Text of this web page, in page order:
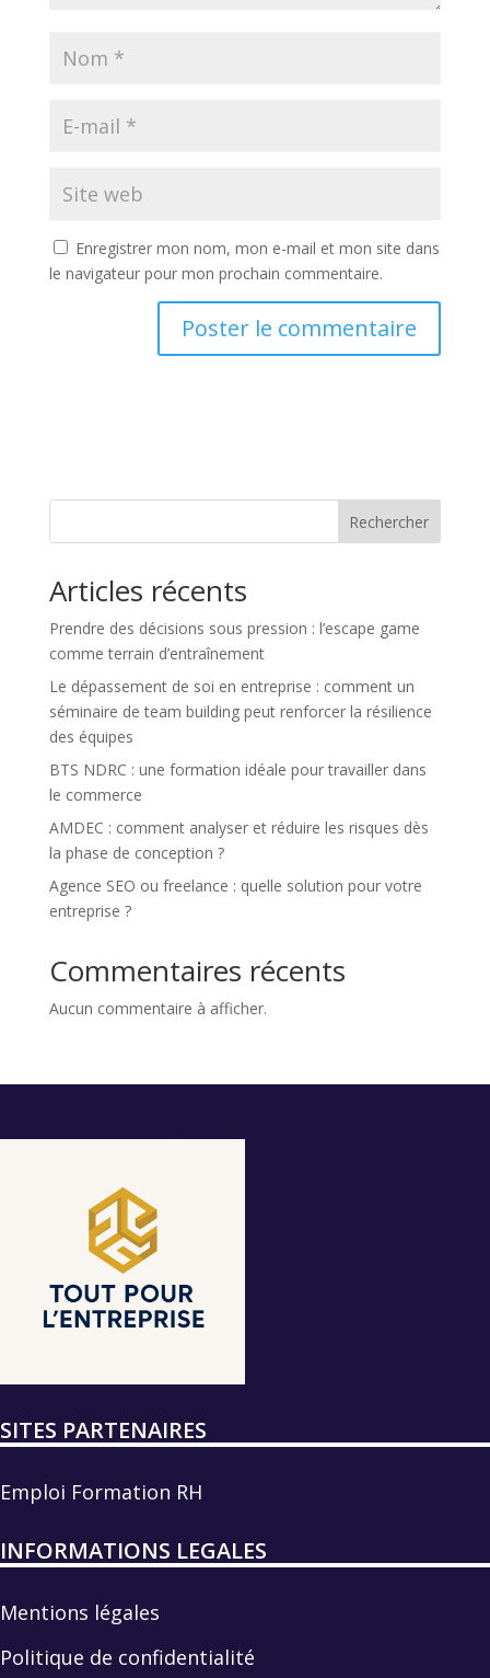
Enregistrer mon nom, mon e-mail et mon site dans
le navigateur pour mon prochain commentaire.
Rechercher
Articles récents
Prendre des décisions sous pression : l’escape game
comme terrain d’entraînement
Le dépassement de soi en entreprise : comment un
séminaire de team building peut renforcer la résilience
des équipes
BTS NDRC : une formation idéale pour travailler dans
le commerce
AMDEC : comment analyser et réduire les risques dès
la phase de conception ?
Agence SEO ou freelance : quelle solution pour votre
entreprise ?
Commentaires récents
Aucun commentaire à afficher.
SITES PARTENAIRES
Emploi Formation RH
INFORMATIONS LEGALES
Mentions légales
Politique de confidentialité